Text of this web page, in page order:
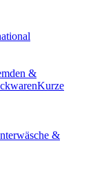
&
Kurze
&